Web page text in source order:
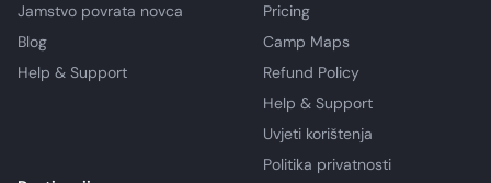
Jamstvo povrata novca
Blog
Help & Support
Pricing
Camp Maps
Refund Policy
Help & Support
Uvjeti korištenja
Politika privatnosti